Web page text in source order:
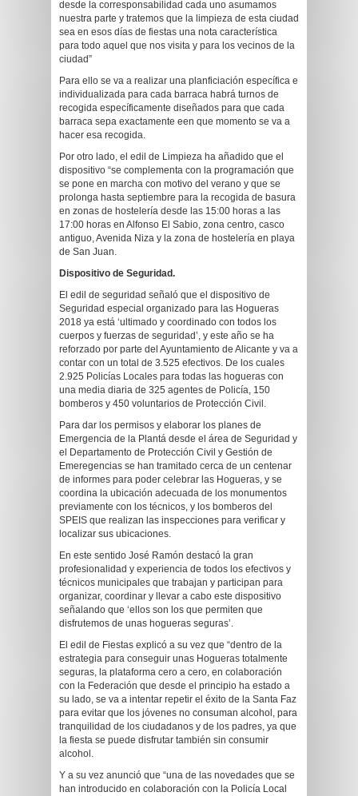
desde la corresponsabilidad cada uno asumamos
nuestra parte y tratemos que la limpieza de esta ciudad
sea en esos días de fiestas una nota característica
para todo aquel que nos visita y para los vecinos de la
ciudad”
Para ello se va a realizar una planficiación específica e
individualizada para cada barraca habrá turnos de
recogida específicamente diseñados para que cada
barraca sepa exactamente een que momento se va a
hacer esa recogida.
Por otro lado, el edil de Limpieza ha añadido que el
dispositivo “se complementa con la programación que
se pone en marcha con motivo del verano y que se
prolonga hasta septiembre para la recogida de basura
en zonas de hostelería desde las 15:00 horas a las
17:00 horas en Alfonso El Sabio, zona centro, casco
antiguo, Avenida Niza y la zona de hostelería en playa
de San Juan.
Dispositivo de Seguridad.
El edil de seguridad señaló que el dispositivo de
Seguridad especial organizado para las Hogueras
2018 ya está ‘ultimado y coordinado con todos los
cuerpos y fuerzas de seguridad’, y este año se ha
reforzado por parte del Ayuntamiento de Alicante y va a
contar con un total de 3.525 efectivos. De los cuales
2.925 Policías Locales para todas las hogueras con
una media diaria de 325 agentes de Policía, 150
bomberos y 450 voluntarios de Protección Civil.
Para dar los permisos y elaborar los planes de
Emergencia de la Plantá desde el área de Seguridad y
el Departamento de Protección Civil y Gestión de
Emeregencias se han tramitado cerca de un centenar
de informes para poder celebrar las Hogueras, y se
coordina la ubicación adecuada de los monumentos
previamente con los técnicos, y los bomberos del
SPEIS que realizan las inspecciones para verificar y
localizar sus ubicaciones.
En este sentido José Ramón destacó la gran
profesionalidad y experiencia de todos los efectivos y
técnicos municipales que trabajan y participan para
organizar, coordinar y llevar a cabo este dispositivo
señalando que ‘ellos son los que permiten que
disfrutemos de unas hogueras seguras’.
El edil de Fiestas explicó a su vez que “dentro de la
estrategia para conseguir unas Hogueras totalmente
seguras, la plataforma cero a cero, en colaboración
con la Federación que desde el principio ha estado a
su lado, se va a intentar repetir el éxito de la Santa Faz
para evitar que los jóvenes no consuman alcohol, para
tranquilidad de los ciudadanos y de los padres, ya que
la fiesta se puede disfrutar también sin consumir
alcohol.
Y a su vez anunció que “una de las novedades que se
han introducido en colaboración con la Policía Local